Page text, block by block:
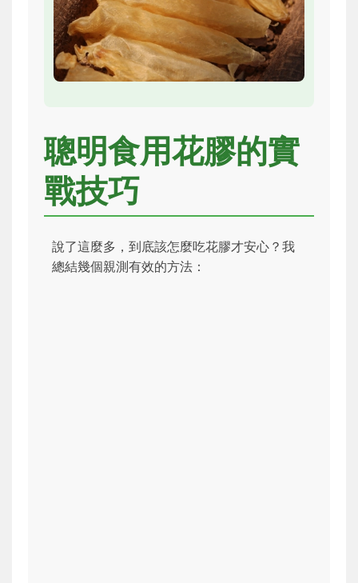
聰明食用花膠的實
戰技巧
說了這麼多，到底該怎麼吃花膠才安心？我
總結幾個親測有效的方法：